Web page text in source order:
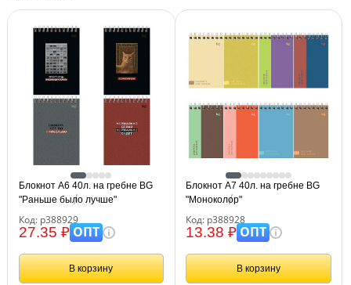
Блокнот А6 40л. на гребне BG
"Раньше было лучше"
Код: р388929
27.35 ₽ОПТ
В корзину
Блокнот А7 40л. на гребне BG
"Моноколор"
Код: р388928
13.38 ₽ОПТ
В корзину